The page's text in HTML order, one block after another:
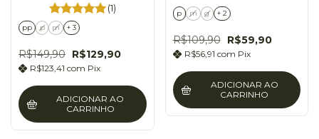
(1)
pp p m + 3
R$149,90 R$129,90
R$123,41 com Pix
ADICIONAR AO
CARRINHO
p m g + 2
R$109,90 R$59,90
R$56,91 com Pix
ADICIONAR AO
CARRINHO